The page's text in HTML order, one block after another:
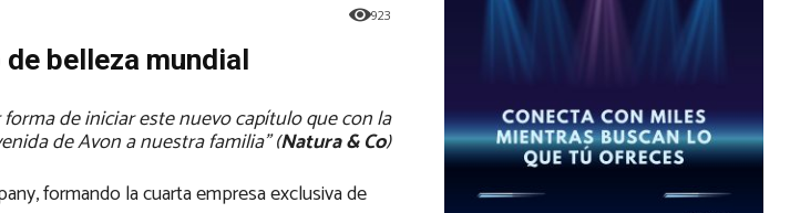
923
belleza mundial
de iniciar este nuevo capítulo que con la
de Avon a nuestra familia” (Natura & Co)
formando la cuarta empresa exclusiva de